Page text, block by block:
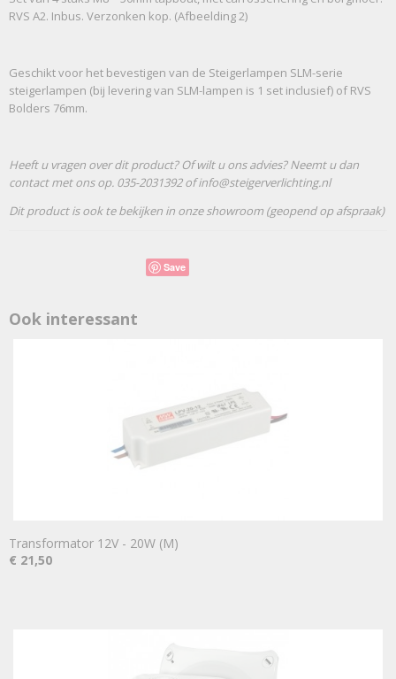
RVS A2. Inbus. Verzonken kop. (Afbeelding 2)
Geschikt voor het bevestigen van de Steigerlampen SLM-serie
steigerlampen (bij levering van SLM-lampen is 1 set inclusief) of RVS
Bolders 76mm.
Heeft u vragen over dit product? Of wilt u ons advies? Neemt u dan
contact met ons op. 035-2031392 of info@steigerverlichting.nl
Dit product is ook te bekijken in onze showroom (geopend op afspraak)
Save
Ook interessant
Transformator 12V - 20W (M)
€ 21,50